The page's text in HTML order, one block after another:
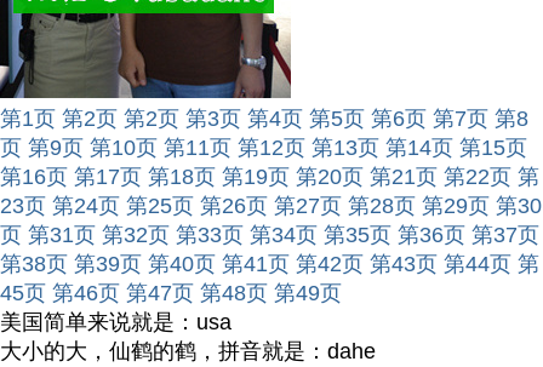
第1页 第2页 第2页 第3页 第4页 第5页 第6页 第7页 第8
页 第9页 第10页 第11页 第12页 第13页 第14页 第15页
第16页 第17页 第18页 第19页 第20页 第21页 第22页 第
23页 第24页 第25页 第26页 第27页 第28页 第29页 第30
页 第31页 第32页 第33页 第34页 第35页 第36页 第37页
第38页 第39页 第40页 第41页 第42页 第43页 第44页 第
45页 第46页 第47页 第48页 第49页
美国简单来说就是：usa
大小的大，仙鹤的鹤，拼音就是：dahe